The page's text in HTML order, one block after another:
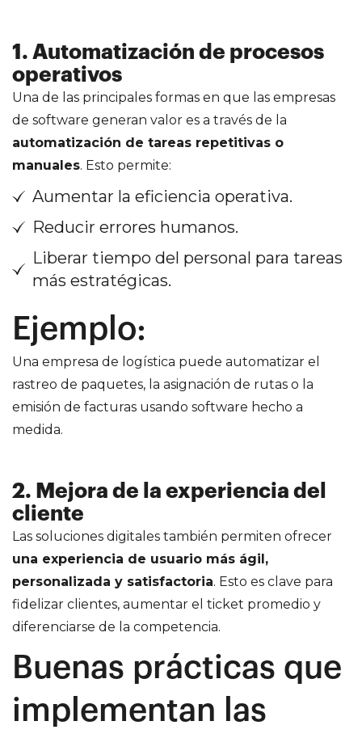
1. Automatización de procesos
operativos
Una de las principales formas en que las empresas
de software generan valor es a través de la
automatización de tareas repetitivas o
manuales. Esto permite:
Aumentar la eficiencia operativa.
Reducir errores humanos.
Liberar tiempo del personal para tareas
más estratégicas.
Ejemplo:
Una empresa de logística puede automatizar el
rastreo de paquetes, la asignación de rutas o la
emisión de facturas usando software hecho a
medida.
2. Mejora de la experiencia del
cliente
Las soluciones digitales también permiten ofrecer
una experiencia de usuario más ágil,
personalizada y satisfactoria. Esto es clave para
fidelizar clientes, aumentar el ticket promedio y
diferenciarse de la competencia.
Buenas prácticas que
implementan las